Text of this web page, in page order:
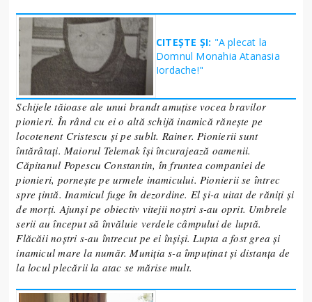
CITEȘTE ȘI: "A plecat la
Domnul Monahia Atanasia
Iordache!"
Schijele tăioase ale unui brandt amuțise vocea bravilor
pionieri. În rând cu ei o altă schijă inamică rănește pe
locotenent Cristescu și pe sublt. Rainer. Pionierii sunt
întărâtați. Maiorul Telemak își încurajează oamenii.
Căpitanul Popescu Constantin, în fruntea companiei de
pionieri, pornește pe urmele inamicului. Pionierii se întrec
spre țintă. Inamicul fuge în dezordine. El și-a uitat de răniți și
de morți. Ajunși pe obiectiv vitejii noștri s-au oprit. Umbrele
serii au început să învăluie verdele câmpului de luptă.
Flăcăii noștri s-au întrecut pe ei înșiși. Lupta a fost grea și
inamicul mare la număr. Muniția s-a împuținat și distanța de
la locul plecării la atac se mărise mult.